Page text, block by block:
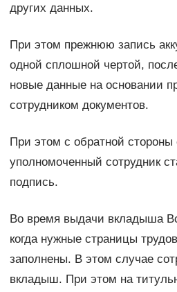
других данных.
При этом прежнюю запись
одной сплошной чертой,
новые данные на основании
сотрудником документов.
При этом с обратной стороны
уполномоченный сотрудник
подпись.
Во время выдачи вкладыша
когда нужные страницы
заполнены. В этом случае
вкладыш. При этом на